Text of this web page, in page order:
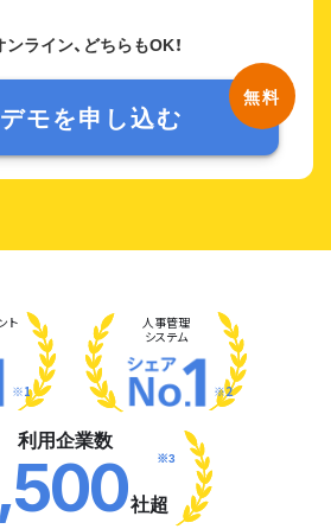
ンライン、どちらもOK！
モを申し込む
ト
※1
人事管理
システム
※2
利用企業数
社超
※3